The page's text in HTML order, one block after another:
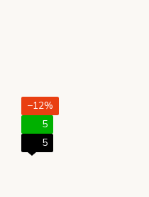
−12%
5
5